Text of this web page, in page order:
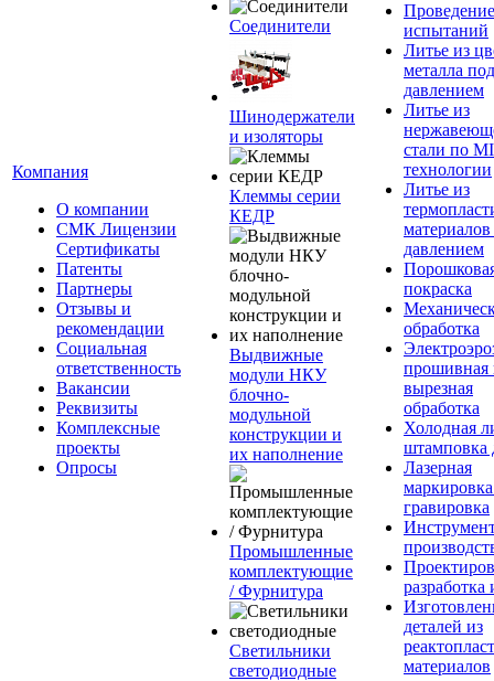
Компания
О компании
СМК Лицензии
Сертификаты
Патенты
Партнеры
Отзывы и
рекомендации
Социальная
ответственность
Вакансии
Реквизиты
Комплексные
проекты
Опросы
Соединители
Шинодержатели
и изоляторы
Клеммы серии
КЕДР
Выдвижные
модули НКУ
блочно-
модульной
конструкции и
их наполнение
Промышленные
комплектующие
/ Фурнитура
Светильники
светодиодные
Проведение
испытаний
Литье из
металла под
давлением
Литье из
стали по
технологии
Литье из
давлением
покраска
обработка
прошивная
вырезная
обработка
Холодная
штамповка
Лазерная
гравировка
разработка
деталей из
материалов